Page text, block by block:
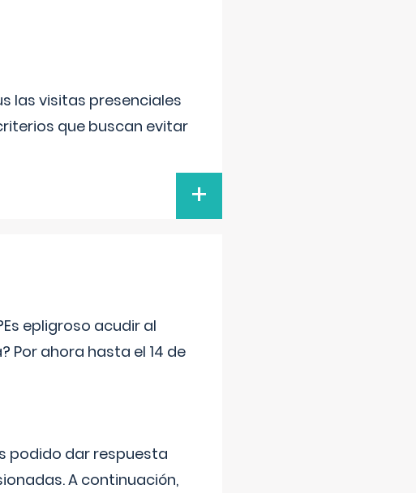
las visitas presenciales
que buscan evitar
+
epligroso acudir al
Por ahora hasta el 14 de
podido dar respuesta
A continuación,